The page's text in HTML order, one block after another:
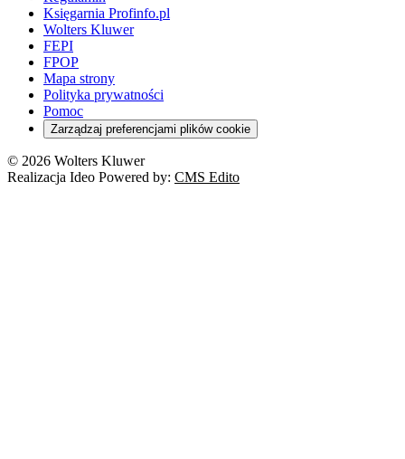
Nowe uprawnienia PIP
Orzeczenia
Energetyka
ESG
Kredyty
Cło
Deregulacja
Cyberbezpieczeństwo
Franczyza
Prawo autorskie
Domowe finanse
Emerytury i renty
Pacjent
Szkoła i uczeń
Turystyka
Orzeczenia
RODO
Księgarnia Profinfo.pl
Wolters Kluwer
FEPI
FPOP
Mapa strony
Polityka prywatności
Pomoc
Zarządzaj preferencjami plików cookie
© 2026 Wolters Kluwer
Realizacja Ideo Powered by: CMS Edito